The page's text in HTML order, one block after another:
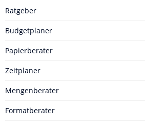
Ratgeber
Budgetplaner
Papierberater
Zeitplaner
Mengenberater
Formatberater